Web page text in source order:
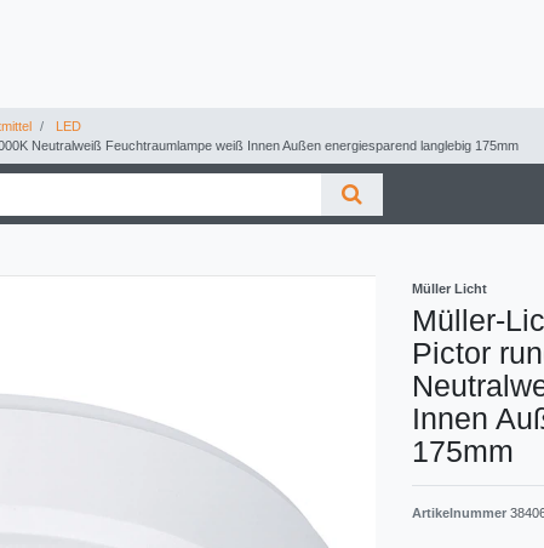
LED
Neutralweiß Feuchtraumlampe weiß Innen Außen energiesparend langlebig 175mm
Müller Licht
Müller-
Pictor
Innen
175mm
Artikelnummer